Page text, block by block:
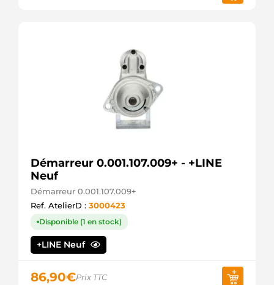
Démarreur 0.001.107.009+ - +LINE
Neuf
Démarreur 0.001.107.009+
Ref. AtelierD : 3000423
Disponible (1 en stock)
+LINE Neuf
86,90€Prix TTC